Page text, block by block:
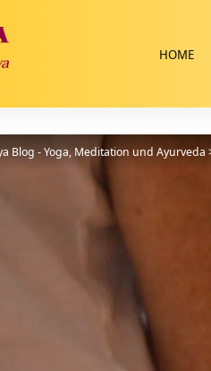
HOME
Blog - Yoga, Meditation und Ayurveda